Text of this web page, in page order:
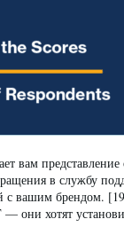
вам
в службу
с вашим брендом.
— они хотят